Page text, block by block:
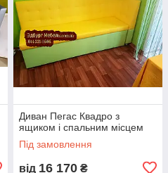
Диван Пегас Квадро з
ящиком і спальним місцем
Під замовлення
від 16 170 ₴